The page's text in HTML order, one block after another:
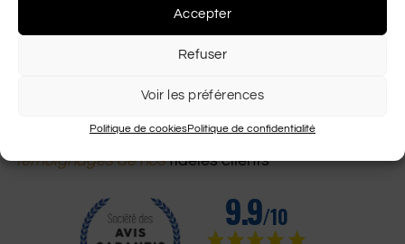
Accepter
Refuser
Voir les préférences
Politique de cookiesPolitique de confidentialité
Ajouter au panier
Témoignages de nosfidèles clients